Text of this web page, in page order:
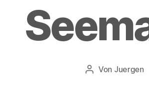
Beitragsautor
Von Juergen